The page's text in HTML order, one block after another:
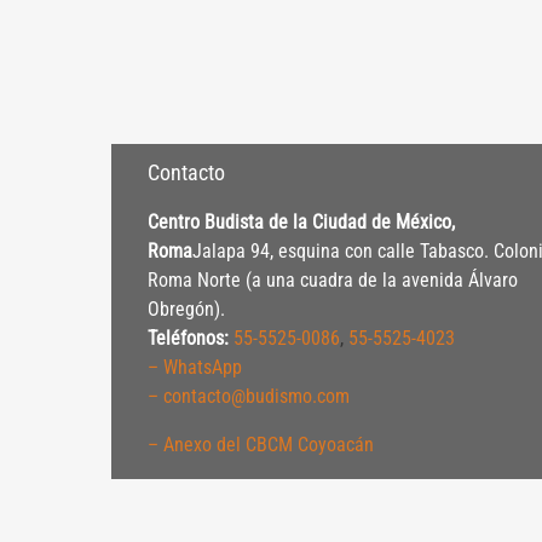
Contacto
Centro Budista de la Ciudad de México,
RomaJalapa 94, esquina con calle Tabasco.
Roma Norte (a una cuadra de la avenida Álvaro
Obregón).
Teléfonos: 55-5525-0086, 55-5525-4023
– WhatsApp
– contacto@budismo.com
– Anexo del CBCM Coyoacán